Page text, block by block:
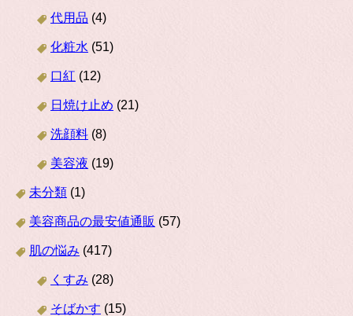
代用品 (4)
化粧水 (51)
口紅 (12)
日焼け止め (21)
洗顔料 (8)
美容液 (19)
未分類 (1)
美容商品の最安値通販 (57)
肌の悩み (417)
くすみ (28)
そばかす (15)